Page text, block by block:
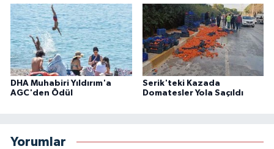
DHA Muhabiri Yıldırım'a
AGC'den Ödül
Serik'teki Kazada
Domatesler Yola Saçıldı
Yorumlar